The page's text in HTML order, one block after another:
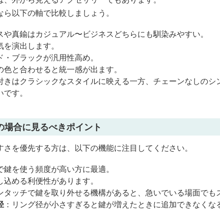
以下の軸で比較しましょう。
真鍮はカジュアル〜ビジネスどちらにも馴染みやすい。
演出します。
ブラックが汎用性高め。
と合わせると統一感が出ます。
きはクラシックなスタイルに映える一方、チェーンなしの
す。
合に見るべきポイント
を優先する方は、以下の機能に注目してください。
を使う頻度が高い方に最適。
める利便性があります。
タッチで鍵を取り外せる機構があると、急いでいる場面でも
：リング径が小さすぎると鍵が増えたときに追加できなく